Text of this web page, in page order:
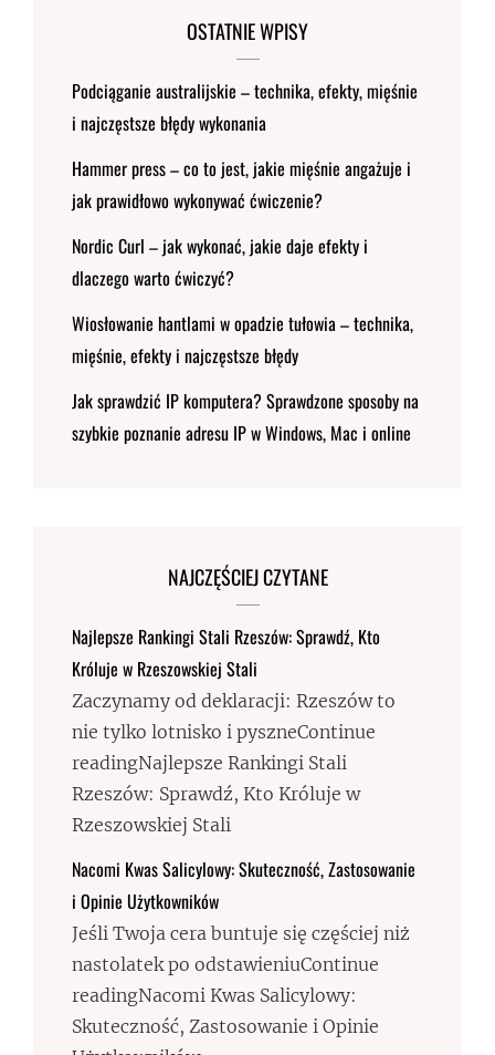
OSTATNIE WPISY
Podciąganie australijskie – technika, efekty, mięśnie
i najczęstsze błędy wykonania
Hammer press – co to jest, jakie mięśnie angażuje i
jak prawidłowo wykonywać ćwiczenie?
Nordic Curl – jak wykonać, jakie daje efekty i
dlaczego warto ćwiczyć?
Wiosłowanie hantlami w opadzie tułowia – technika,
mięśnie, efekty i najczęstsze błędy
Jak sprawdzić IP komputera? Sprawdzone sposoby na
szybkie poznanie adresu IP w Windows, Mac i online
NAJCZĘŚCIEJ CZYTANE
Najlepsze Rankingi Stali Rzeszów: Sprawdź, Kto
Króluje w Rzeszowskiej Stali
Zaczynamy od deklaracji: Rzeszów to
nie tylko lotnisko i pyszneContinue
readingNajlepsze Rankingi Stali
Rzeszów: Sprawdź, Kto Króluje w
Rzeszowskiej Stali
Nacomi Kwas Salicylowy: Skuteczność, Zastosowanie
i Opinie Użytkowników
Jeśli Twoja cera buntuje się częściej niż
nastolatek po odstawieniuContinue
readingNacomi Kwas Salicylowy:
Skuteczność, Zastosowanie i Opinie